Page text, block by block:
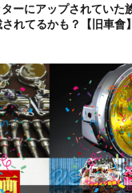
ターにアップされていた
れてるかも？【旧車會】